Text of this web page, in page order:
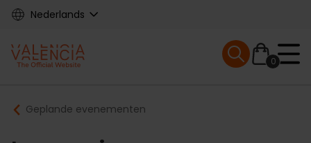
Skip
content
Nederlands
Main
navigation
0
Mobile menu
Breadcrumb
Geplande evenementen